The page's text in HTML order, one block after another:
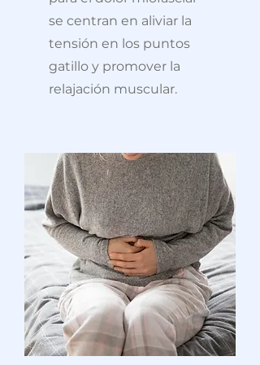
se centran en aliviar la
tensión en los puntos
gatillo y promover la
relajación muscular.